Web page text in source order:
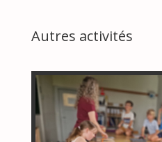
Autres activités